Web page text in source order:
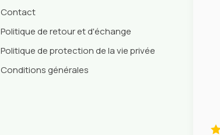
Contact
Politique de retour et d'échange
Politique de protection de la vie privée
Conditions générales